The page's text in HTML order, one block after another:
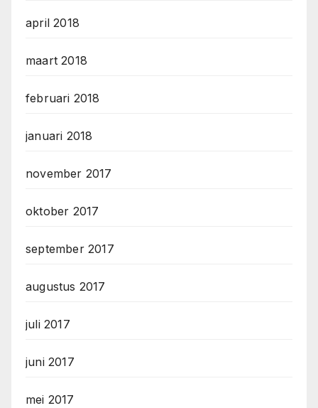
april 2018
maart 2018
februari 2018
januari 2018
november 2017
oktober 2017
september 2017
augustus 2017
juli 2017
juni 2017
mei 2017